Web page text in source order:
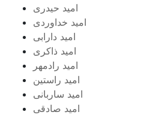
امید حیدری
امید خداوردی
امید دارابی
امید ذاکری
امید رادمهر
امید راستین
امید ساربانی
امید صادقی